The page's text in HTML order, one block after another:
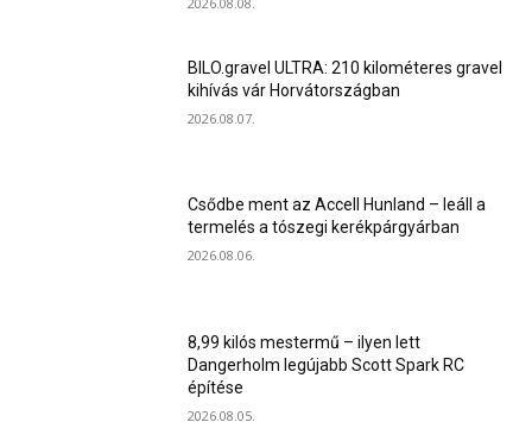
BILO.gravel ULTRA: 210 kilométeres gravel
kihívás vár Horvátországban
2026.08.07.
Csődbe ment az Accell Hunland – leáll a
termelés a tószegi kerékpárgyárban
2026.08.06.
8,99 kilós mestermű – ilyen lett
Dangerholm legújabb Scott Spark RC
építése
2026.08.05.